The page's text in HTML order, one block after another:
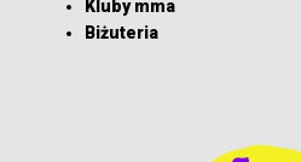
Kluby mma
Biżuteria